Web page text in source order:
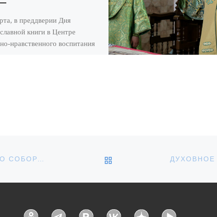
в преддверии Дня
книги в Центре
нравственного воспитания
В ДЕНЬ ПАМЯТИ СВЯТЫХ ОТЦОВ I ВСЕЛЕНСКОГО СОБОРА ЕПИСКОП УВАРОВСКИЙ И КИРСАНОВСКИЙ ИГНАТИЙ СОВЕРШИЛ ЛИТУРГИЮ В ХРИСТОРОЖДЕСТВЕНСКОМ СОБОРЕ ОБРАТНО К СПИСКУ